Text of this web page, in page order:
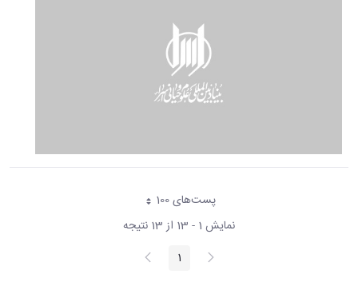
پست‌‌های 100هر صفحه
نمایش 1 - 13 از 13 نتیجه
پیغام
قبلی صفحه1 صفحه
بعد